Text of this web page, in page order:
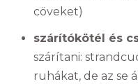
cöveket)
szárítókötél és
szárítani:
ruhákat, de az se